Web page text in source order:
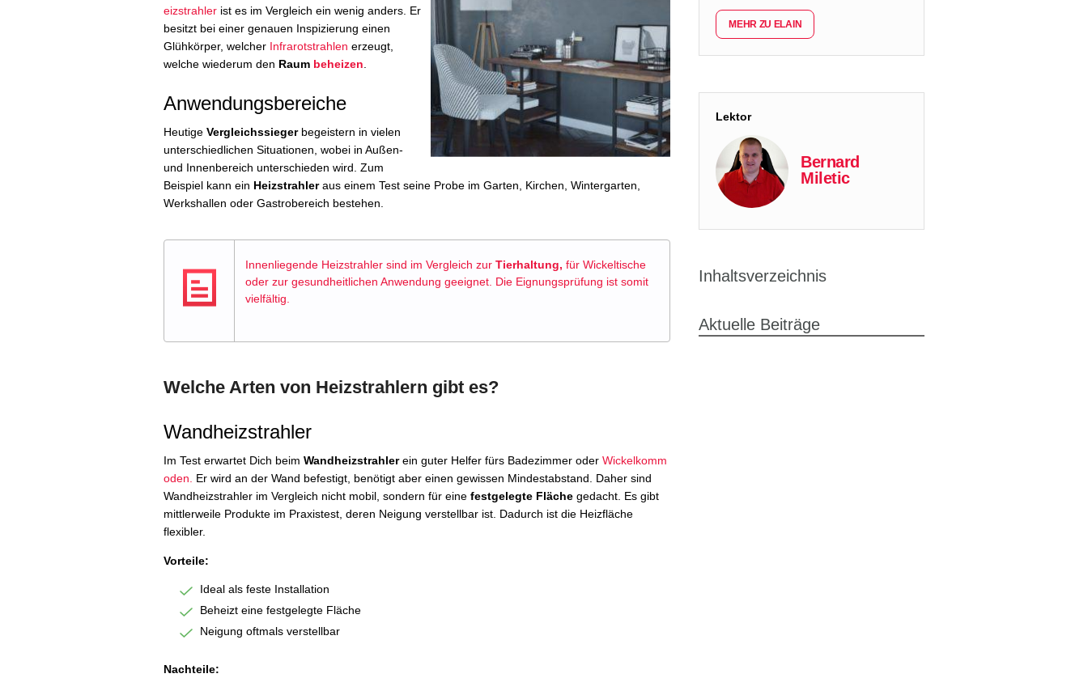
eizstrahler ist es im Vergleich ein wenig anders. Er
besitzt bei einer genauen Inspizierung einen
Glühkörper, welcher Infrarotstrahlen erzeugt,
welche wiederum den Raum beheizen
Anwendungsbereiche
Heutige Vergleichssiegerbegeistern in vielen
unterschiedlichen Situationen, wobei in Außen-
und Innenbereich unterschieden wird. Zum
Beispiel kann ein Heizstrahleraus einem Test seine Probe im Garten, Kirchen, Wintergarten,
Werkshallen oder Gastrobereich bestehen.
Innenliegende Heizstrahler sind im Vergleich zur Tierhaltung, für Wickeltische
oder zur gesundheitlichen Anwendung geeignet. Die Eignungsprüfung ist somit
vielfältig.
Welche Arten von Heizstrahlern gibt es?
Wandheizstrahler
Im Test erwartet Dich beim Wandheizstrahlerein guter Helfer fürs Badezimmer oder Wickelkomm
oden.
Er wird an der Wand befestigt, benötigt aber einen gewissen Mindestabstand. Daher sind
Wandheizstrahler im Vergleich nicht mobil, sondern für eine festgelegte Fläche gedacht. Es gibt
mittlerweile Produkte im Praxistest, deren Neigung verstellbar ist. Dadurch ist die Heizfläche
flexibler.
Vorteile:
Ideal als feste Installation
Beheizt eine festgelegte Fläche
Neigung oftmals verstellbar
Nachteile:
MEHR ZU ELAIN
Lektor
Bernard
Miletic
Inhaltsverzeichnis
Aktuelle Beiträge